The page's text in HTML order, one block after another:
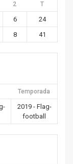
2 T
6
24
8 41
Temporada
2019 - Flag-
football